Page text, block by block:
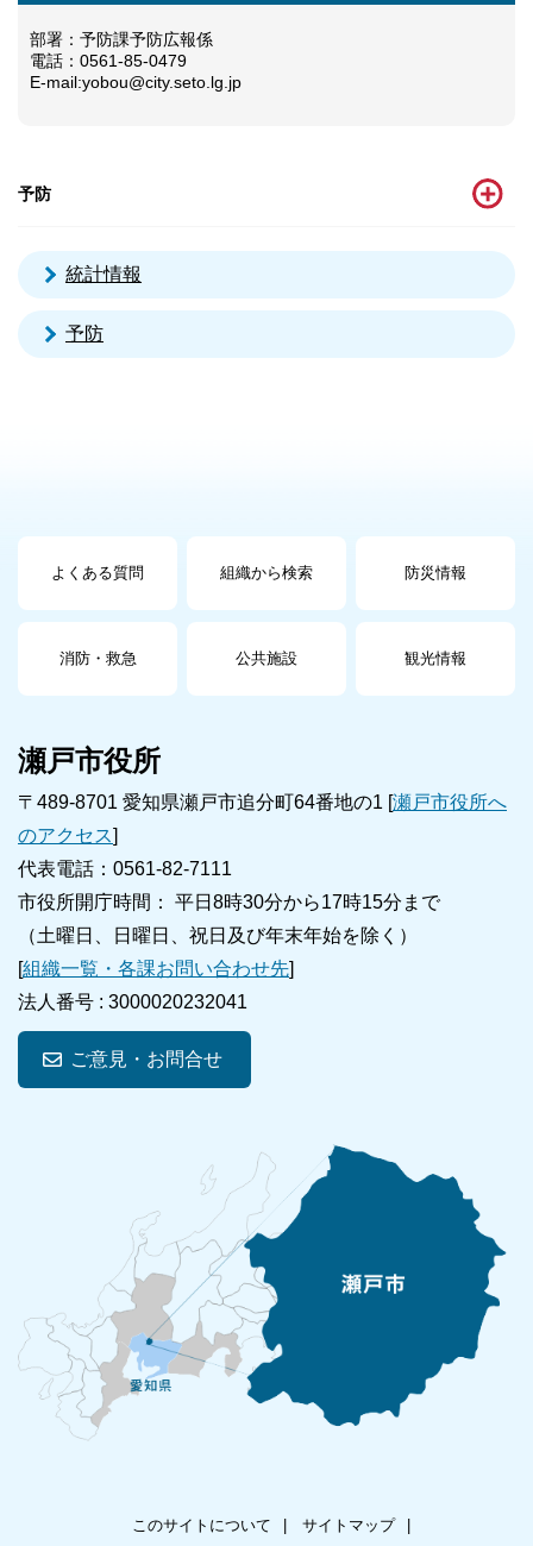
部署：予防課予防広報係
電話：0561-85-0479
E-mail:yobou@city.seto.lg.jp
予防
統計情報
予防
よくある質問 組織から検索 防災情報
消防・救急 公共施設 観光情報
瀬戸市役所
〒489-8701 愛知県瀬戸市追分町64番地の1 [瀬戸市役所へ
のアクセス]
代表電話：0561-82-7111
市役所開庁時間： 平日8時30分から17時15分まで
（土曜日、日曜日、祝日及び年末年始を除く）
[組織一覧・各課お問い合わせ先]
法人番号 : 3000020232041
ご意見・お問合せ
このサイトについて サイトマップ